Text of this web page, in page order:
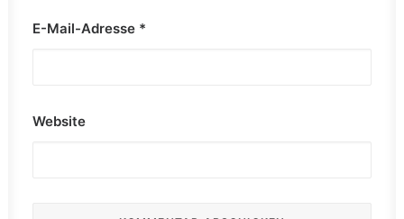
E-Mail-Adresse *
Website